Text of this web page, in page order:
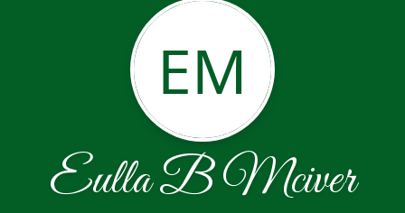
EM
Eulla B Mciver